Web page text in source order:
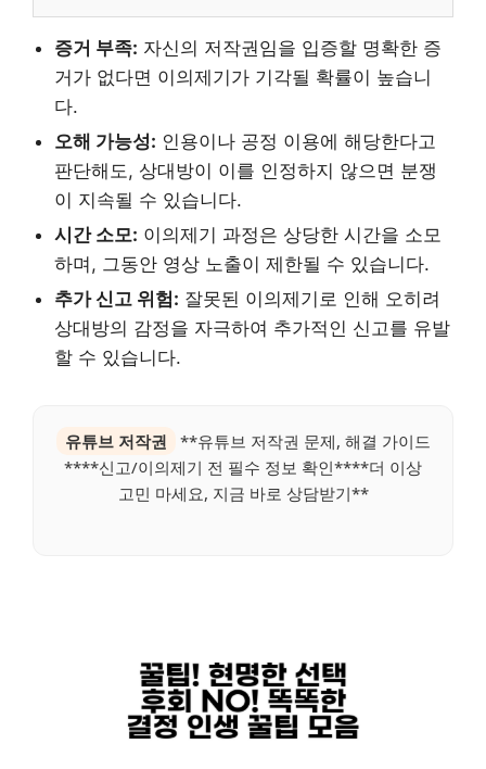
증거 부족: 자신의 저작권임을 입증할 명확한 증
거가 없다면 이의제기가 기각될 확률이 높습니
다.
오해 가능성: 인용이나 공정 이용에 해당한다고
판단해도, 상대방이 이를 인정하지 않으면 분쟁
이 지속될 수 있습니다.
시간 소모: 이의제기 과정은 상당한 시간을 소모
하며, 그동안 영상 노출이 제한될 수 있습니다.
추가 신고 위험: 잘못된 이의제기로 인해 오히려
상대방의 감정을 자극하여 추가적인 신고를 유발
할 수 있습니다.
유튜브 저작권
**유튜브 저작권 문제, 해결 가이드
****신고/이의제기 전 필수 정보 확인****더 이상
고민 마세요, 지금 바로 상담받기**